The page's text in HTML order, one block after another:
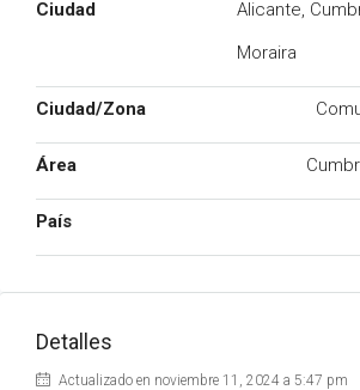
Ciudad
Alicante,
Moraira
Ciudad/Zona
Área
País
Detalles
Actualizado en noviembre 11, 2024 a 5:47 pm